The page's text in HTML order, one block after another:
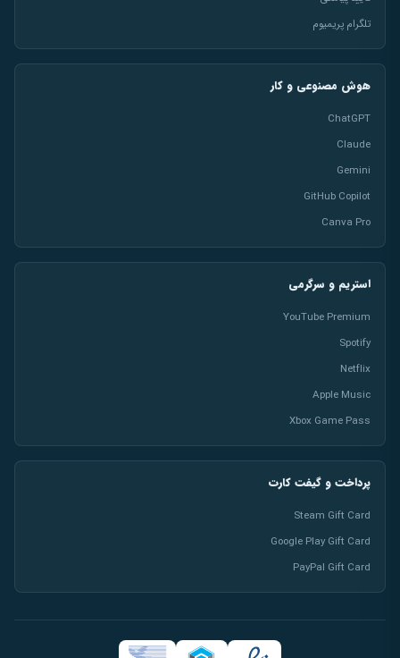
تلگرام پریمیوم
هوش مصنوعی و کار
ChatGPT
Claude
Gemini
GitHub Copilot
Canva Pro
استریم و سرگرمی
YouTube Premium
Spotify
Netflix
Apple Music
Xbox Game Pass
پرداخت و گیفت کارت
Steam Gift Card
Google Play Gift Card
PayPal Gift Card